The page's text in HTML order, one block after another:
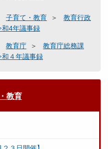
子育て・教育
教育行政
和4年議事録
教育庁
教育庁総務課
和４年議事録
教育